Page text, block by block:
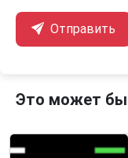
Отправить
Это может